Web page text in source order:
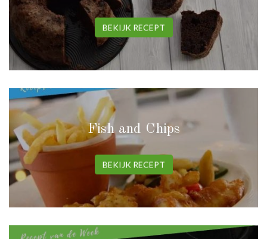
BEKIJK RECEPT
Fish and Chips
BEKIJK RECEPT